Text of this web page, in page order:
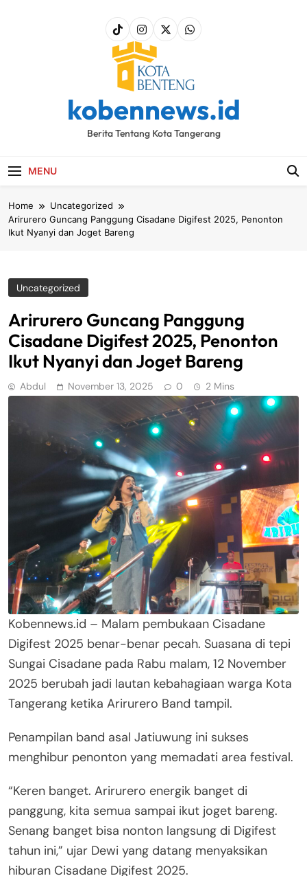
kobennews.id
Berita Tentang Kota Tangerang
MENU
Home
Uncategorized
Arirurero Guncang Panggung Cisadane Digifest 2025, Penonton
Ikut Nyanyi dan Joget Bareng
Uncategorized
Arirurero Guncang Panggung
Cisadane Digifest 2025, Penonton
Ikut Nyanyi dan Joget Bareng
Abdul November 13, 2025 0 2 Mins
Kobennews.id – Malam pembukaan Cisadane
Digifest 2025 benar-benar pecah. Suasana di tepi
Sungai Cisadane pada Rabu malam, 12 November
2025 berubah jadi lautan kebahagiaan warga Kota
Tangerang ketika Arirurero Band tampil.
Penampilan band asal Jatiuwung ini sukses
menghibur penonton yang memadati area festival.
“Keren banget. Arirurero energik banget di
panggung, kita semua sampai ikut joget bareng.
Senang banget bisa nonton langsung di Digifest
tahun ini,” ujar Dewi yang datang menyaksikan
hiburan Cisadane Digifest 2025.